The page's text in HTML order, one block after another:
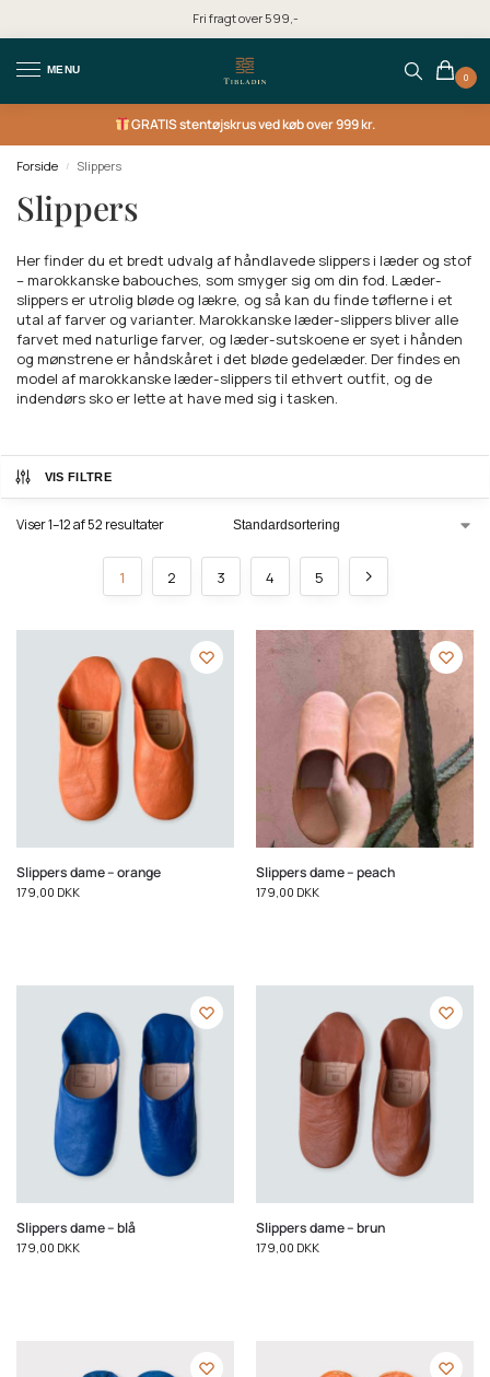
Fri fragt over 599,-
MENU
0
GRATISstentøjskrus ved køb over 999 kr.
Forside / Slippers
Slippers
Her finder du et bredt udvalg af håndlavede slippers i læder og stof
– marokkanske babouches, som smyger sig om din fod. Læder-
slippers er utrolig bløde og lækre, og så kan du finde tøflerne i et
utal af farver og varianter. Marokkanske læder-slippers bliver alle
farvet med naturlige farver, og læder-sutskoene er syet i hånden
og mønstrene er håndskåret i det bløde gedelæder. Der findes en
model af marokkanske læder-slippers til ethvert outfit, og de
indendørs sko er lette at have med sig i tasken.
VIS FILTRE
Viser 1–12 af 52 resultater
1 2 3 4 5
Slippers dame – orange
179,00 DKK
Slippers dame – peach
179,00 DKK
Slippers dame – blå
179,00 DKK
Slippers dame – brun
179,00 DKK